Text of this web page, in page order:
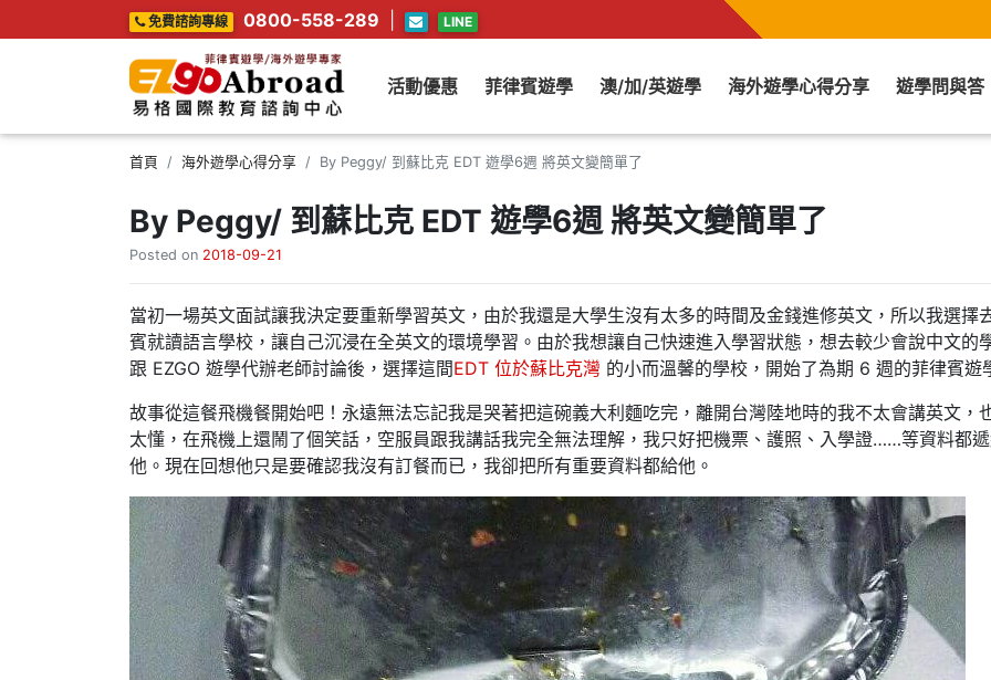
免費諮詢專線 0800-558-289 LINE
活動優惠 菲律賓遊學 澳/加/英遊學 海外遊學心得分享 遊學問與答
首頁 海外遊學心得分享 By Peggy/ 到蘇比克 EDT 遊學6週 將英文變簡單了
By Peggy/ 到蘇比克 EDT 遊學6週 將英文變簡單了
Posted on 2018-09-21
當初一場英文面試讓我決定要重新學習英文，由於我還是大學生沒有太多的時間及金錢進修英文，所以我選擇
賓就讀語言學校，讓自己沉浸在全英文的環境學習。由於我想讓自己快速進入學習狀態，想去較少會說中文的
跟 EZGO 遊學代辦老師討論後，選擇這間EDT 位於蘇比克灣 的小而溫馨的學校，開始了為期 6 週的菲律賓遊
故事從這餐飛機餐開始吧！永遠無法忘記我是哭著把這碗義大利麵吃完，離開台灣陸地時的我不太會講英文，
太懂，在飛機上還鬧了個笑話，空服員跟我講話我完全無法理解，我只好把機票、護照、入學證……等資料都
他。現在回想他只是要確認我沒有訂餐而已，我卻把所有重要資料都給他。